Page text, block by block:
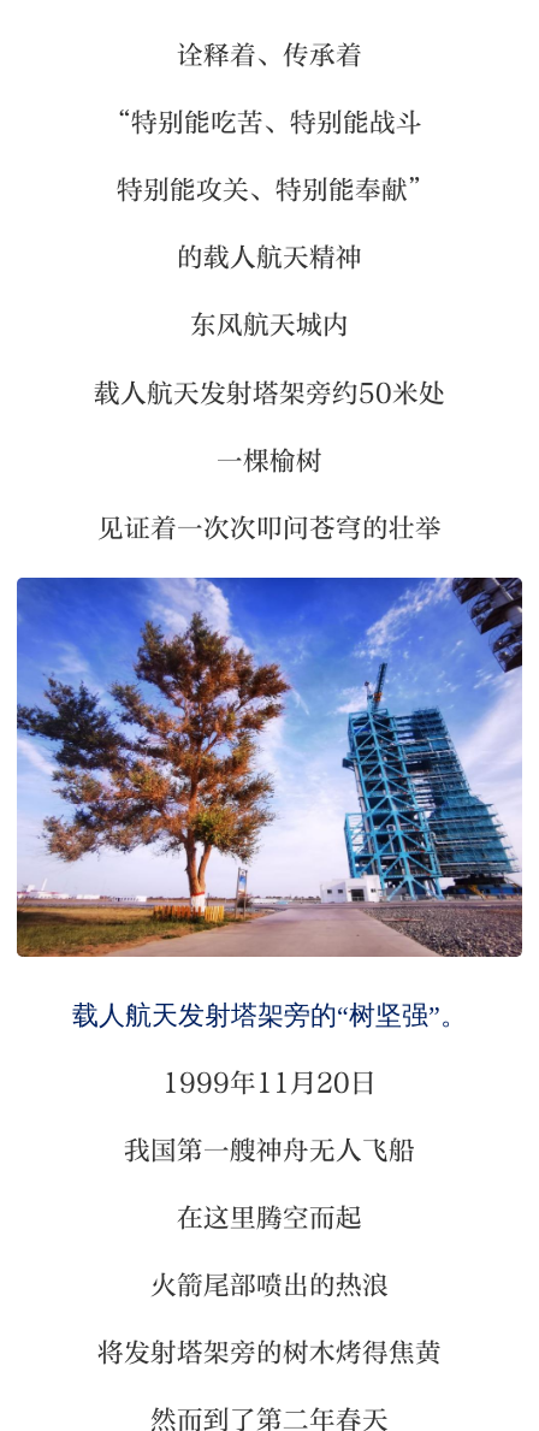
诠释着、传承着
“特别能吃苦、特别能战斗
特别能攻关、特别能奉献”
的载人航天精神
东风航天城内
载人航天发射塔架旁约50米处
一棵榆树
见证着一次次叩问苍穹的壮举
载人航天发射塔架旁的“树坚强”。
1999年11月20日
我国第一艘神舟无人飞船
在这里腾空而起
火箭尾部喷出的热浪
将发射塔架旁的树木烤得焦黄
然而到了第二年春天